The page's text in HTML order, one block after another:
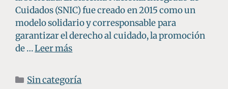
Cuidados (SNIC) fue creado en 2015 como un
modelo solidario y corresponsable para
garantizar el derecho al cuidado, la promoción
de …Leer más
Sin categoría